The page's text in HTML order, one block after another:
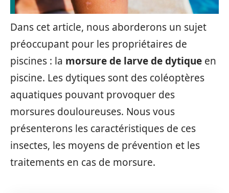
Dans cet article, nous aborderons un sujet
préoccupant pour les propriétaires de
piscines : la morsure de larve de dytique en
piscine. Les dytiques sont des coléoptères
aquatiques pouvant provoquer des
morsures douloureuses. Nous vous
présenterons les caractéristiques de ces
insectes, les moyens de prévention et les
traitements en cas de morsure.